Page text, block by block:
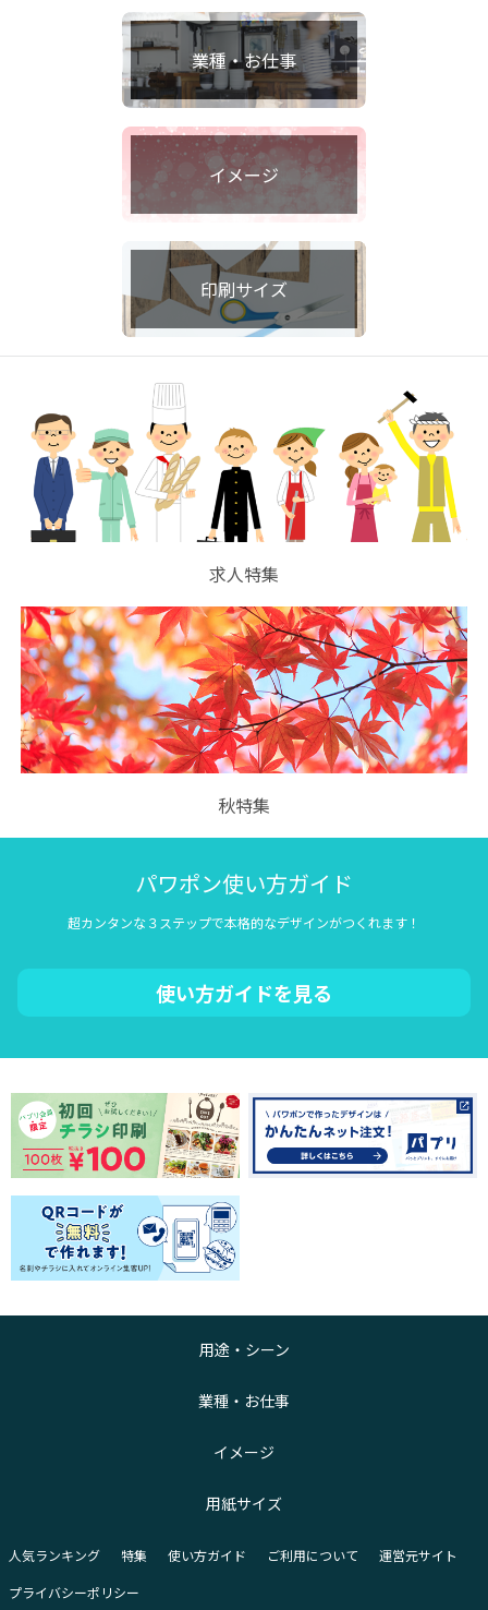
業種・お仕事
イメージ
印刷サイズ
求人特集
秋特集
パワポン使い方ガイド
超カンタンな３ステップで本格的なデザインがつくれます！
使い方ガイドを見る
用途・シーン
業種・お仕事
イメージ
用紙サイズ
人気ランキング 特集 使い方ガイド ご利用について
運営元サイト
プライバシーポリシー